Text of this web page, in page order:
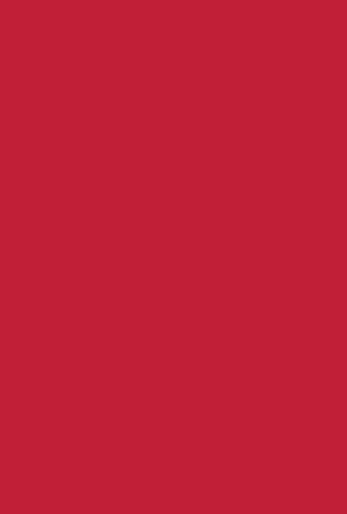
อีกมากมาย ทั้งด้านเดียวและ 2 ด้าน มักจะนำไปทำ ไม้บรรทัด ป้ายโฆ
สารป้องกัน uv มีคุณสมบัติป้องกันแสงแดด ที่จะส่องผ่านมาในระดับนึง นิ